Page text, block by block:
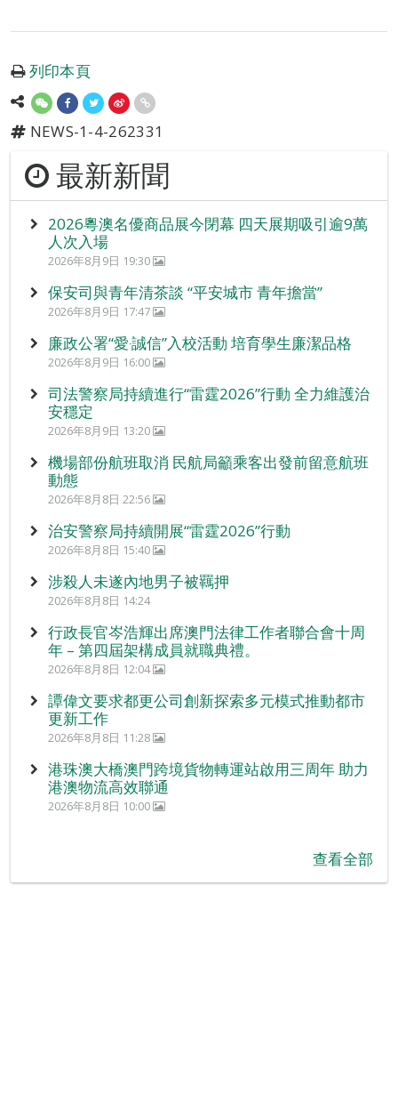
列印本頁
NEWS-1-4-262331
最新新聞
2026粵澳名優商品展今閉幕 四天展期吸引逾9萬
人次入場
2026年8月9日 19:30
保安司與青年清茶談 “平安城市 青年擔當”
2026年8月9日 17:47
廉政公署“愛‧誠信”入校活動 培育學生廉潔品格
2026年8月9日 16:00
司法警察局持續進行“雷霆2026”行動 全力維護治
安穩定
2026年8月9日 13:20
機場部份航班取消 民航局籲乘客出發前留意航班
動態
2026年8月8日 22:56
治安警察局持續開展“雷霆2026”行動
2026年8月8日 15:40
涉殺人未遂內地男子被羈押
2026年8月8日 14:24
行政長官岑浩輝出席澳門法律工作者聯合會十周
年 – 第四屆架構成員就職典禮。
2026年8月8日 12:04
譚偉文要求都更公司創新探索多元模式推動都市
更新工作
2026年8月8日 11:28
港珠澳大橋澳門跨境貨物轉運站啟用三周年 助力
港澳物流高效聯通
2026年8月8日 10:00
查看全部